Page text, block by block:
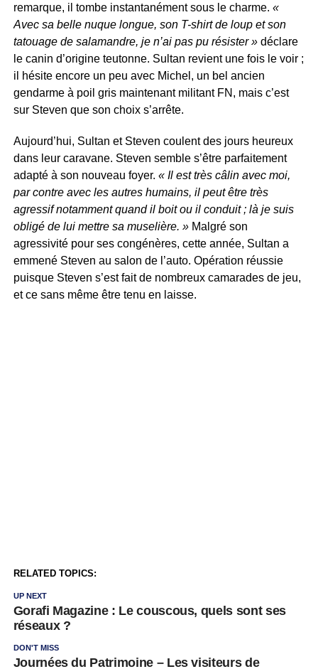
remarque, il tombe instantanément sous le charme. «
Avec sa belle nuque longue, son T-shirt de loup et son
tatouage de salamandre, je n’ai pas pu résister »déclare
le canin d’origine teutonne. Sultan revient une fois le voir ;
il hésite encore un peu avec Michel, un bel ancien
gendarme à poil gris maintenant militant FN, mais c’est
sur Steven que son choix s’arrête.
Aujourd’hui, Sultan et Steven coulent des jours heureux
dans leur caravane. Steven semble s’être parfaitement
adapté à son nouveau foyer. « Il est très câlin avec moi,
par contre avec les autres humains, il peut être très
agressif notamment quand il boit ou il conduit ; là je suis
obligé de lui mettre sa muselière. »Malgré son
agressivité pour ses congénères, cette année, Sultan a
emmené Steven au salon de l’auto. Opération réussie
puisque Steven s’est fait de nombreux camarades de jeu,
et ce sans même être tenu en laisse.
RELATED TOPICS:
UP NEXT
Gorafi Magazine : Le couscous, quels sont ses
réseaux ?
DON'T MISS
Journées du Patrimoine – Les visiteurs de